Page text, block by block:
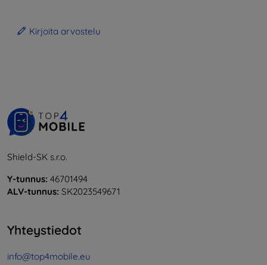
Kirjoita arvostelu
Shield-SK s.r.o.
Y-tunnus: 46701494
ALV-tunnus: SK2023549671
Yhteystiedot
info@top4mobile.eu